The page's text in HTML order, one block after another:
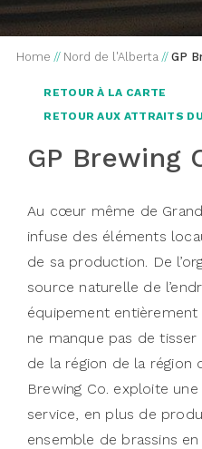
Home // Nord de l'Alberta // GP
RETOUR À LA CARTE
RETOUR AUX ATTRAITS
GP Brewing
Au cœur même de
infuse des éléments
de sa production. De
source naturelle de
équipement entièrement
ne manque pas de
de la région de la région
Brewing Co. exploite
service, en plus de
ensemble de brassins